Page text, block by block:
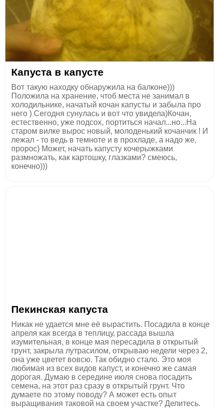
Капуста в капусте
Вот такую находку обнаружила на балконе)))
Положила на хранение, чтоб места не занимал в
холодильнике, начатый кочан капусты и забыла про
него ) Сегодня сунулась и вот что увидела)Кочан,
естественно, уже подсох, портиться начал...но...На
старом вилке вырос новый, молоденький кочанчик ! И
лежал - то ведь в темноте и в прохладе, а надо же,
пророс) Может, начать капусту кочерыжками
размножать, как картошку, глазками? смеюсь,
конечно)))
Пекинская капуста
Никак не удается мне её вырастить. Посадила в конце
апреля как всегда в теплицу, рассада вышла
изумительная, в конце мая пересадила в открытый
грунт, закрыла лутрасилом, открываю недели через 2,
она уже цветет вовсю. Так обидно стало. Это моя
любимая из всех видов капуст, и конечно же самая
дорогая. Думаю в середине июля снова посадить
семена, на этот раз сразу в открытый грунт. Что
думаете по этому поводу? А может есть опыт
выращивания таковой на своем участке? Делитесь.